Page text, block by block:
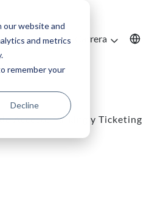
our website and
and metrics
remember your
Decline
Acerca de Carrera
Acceso, Parking y Ticketing